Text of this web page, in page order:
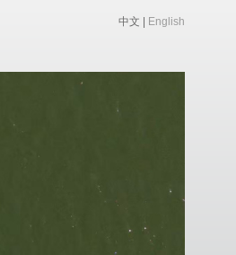
中文 English